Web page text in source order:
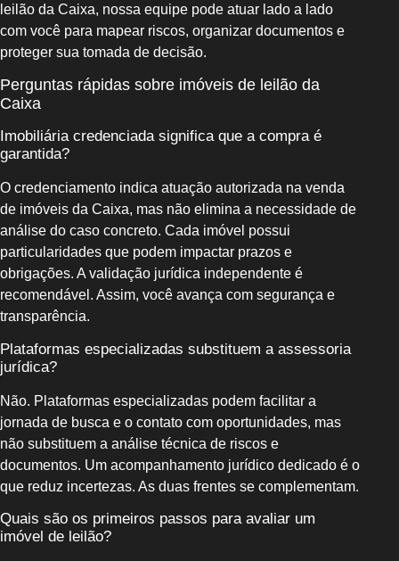
leilão da Caixa, nossa equipe pode atuar lado a lado
com você para mapear riscos, organizar documentos e
proteger sua tomada de decisão.
Perguntas rápidas sobre imóveis de leilão da
Caixa
Imobiliária credenciada significa que a compra é
garantida?
O credenciamento indica atuação autorizada na venda
de imóveis da Caixa, mas não elimina a necessidade de
análise do caso concreto. Cada imóvel possui
particularidades que podem impactar prazos e
obrigações. A validação jurídica independente é
recomendável. Assim, você avança com segurança e
transparência.
Plataformas especializadas substituem a assessoria
jurídica?
Não. Plataformas especializadas podem facilitar a
jornada de busca e o contato com oportunidades, mas
não substituem a análise técnica de riscos e
documentos. Um acompanhamento jurídico dedicado é o
que reduz incertezas. As duas frentes se complementam.
Quais são os primeiros passos para avaliar um
imóvel de leilão?